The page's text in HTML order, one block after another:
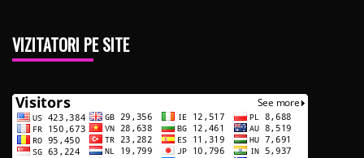
VIZITATORI PE SITE